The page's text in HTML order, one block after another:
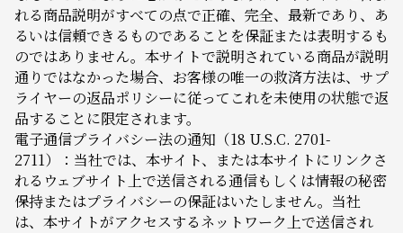
れる商品説明がすべての点で正確、完全、最新であり、あ
るいは信頼できるものであることを保証または表明するも
のではありません。本サイトで説明されている商品が説明
通りではなかった場合、お客様の唯一の救済方法は、サプ
ライヤーの返品ポリシーに従ってこれを未使用の状態で返
品することに限定されます。
電子通信プライバシー法の通知（18 U.S.C. 2701-
2711）：当社では、本サイト、または本サイトにリンクさ
れるウェブサイト上で送信される通信もしくは情報の秘密
保持またはプライバシーの保証はいたしません。当社
は、本サイトがアクセスするネットワーク上で送信され